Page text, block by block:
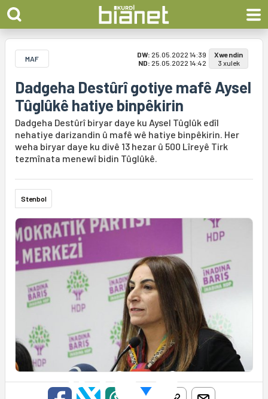
MAF DW: 25.05.2022 14:39
ND: 25.05.2022 14:42
Xwendin
3 xulek
Dadgeha Destûrî gotiye mafê Aysel
Tûglûkê hatiye binpêkirin
Dadgeha Destûrî biryar daye ku Aysel Tûglûk edîl
nehatiye darizandin û mafê wê hatiye binpêkirin. Her
weha biryar daye ku divê 13 hezar û 500 Lîreyê Tirk
tezmînata menewî bidin Tûglûkê.
Stenbol